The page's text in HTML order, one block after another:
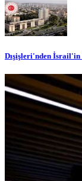
Dışişleri'nden İsrail'in